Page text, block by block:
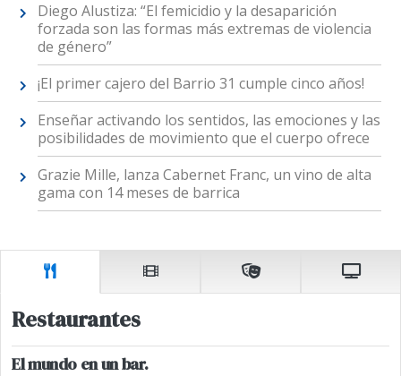
Diego Alustiza: “El femicidio y la desaparición
forzada son las formas más extremas de violencia
de género”
¡El primer cajero del Barrio 31 cumple cinco años!
Enseñar activando los sentidos, las emociones y las
posibilidades de movimiento que el cuerpo ofrece
Grazie Mille, lanza Cabernet Franc, un vino de alta
gama con 14 meses de barrica
Restaurantes
El mundo en un bar.